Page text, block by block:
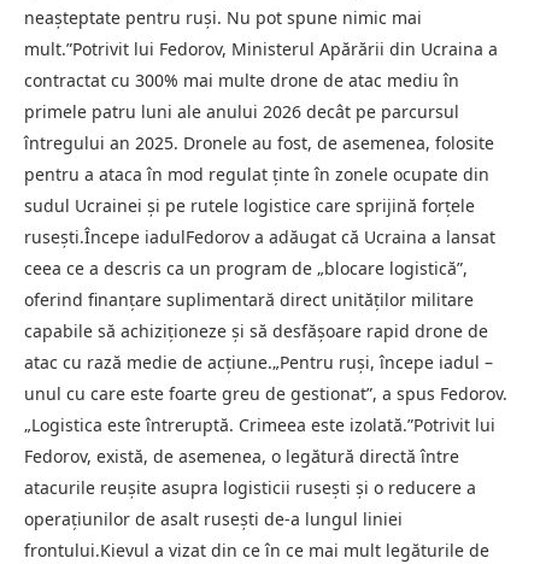
neașteptate pentru ruși. Nu pot spune nimic mai
mult.”Potrivit lui Fedorov, Ministerul Apărării din Ucraina a
contractat cu 300% mai multe drone de atac mediu în
primele patru luni ale anului 2026 decât pe parcursul
întregului an 2025. Dronele au fost, de asemenea, folosite
pentru a ataca în mod regulat ținte în zonele ocupate din
sudul Ucrainei și pe rutele logistice care sprijină forțele
rusești.Începe iadulFedorov a adăugat că Ucraina a lansat
ceea ce a descris ca un program de „blocare logistică”,
oferind finanțare suplimentară direct unităților militare
capabile să achiziționeze și să desfășoare rapid drone de
atac cu rază medie de acțiune.„Pentru ruși, începe iadul –
unul cu care este foarte greu de gestionat”, a spus Fedorov.
„Logistica este întreruptă. Crimeea este izolată.”Potrivit lui
Fedorov, există, de asemenea, o legătură directă între
atacurile reușite asupra logisticii rusești și o reducere a
operațiunilor de asalt rusești de-a lungul liniei
frontului.Kievul a vizat din ce în ce mai mult legăturile de